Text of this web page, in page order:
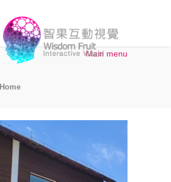
Main menu
Home